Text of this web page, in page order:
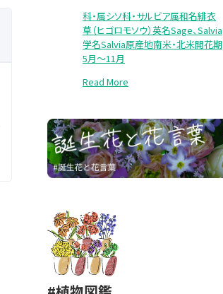
科・属シソ科・サルビア属和名緋衣
草（ヒゴロモソウ）英名Sage、Salvia
学名Salvia原産地南米・北米開花期
5月～11月
Read More